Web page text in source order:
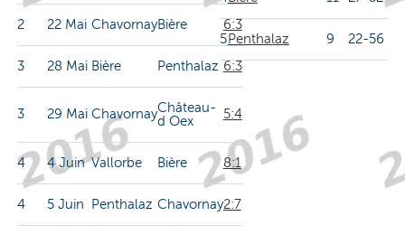
2 22 Mai ChavornayBière 6:3
3 28 Mai Bière Penthalaz 6:3
3 29 Mai ChavornayChâteau-
d Oex
5:4
4 4 Juin Vallorbe Bière 8:1
4 5 Juin Penthalaz Chavornay2:7
5 Penthalaz 9 22-56